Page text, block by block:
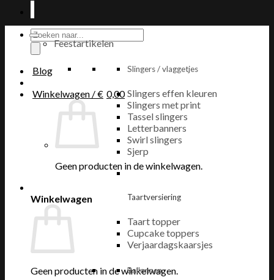
Producten
zoeken
Blog
Winkelwagen /€ 0,00
Geen producten in de winkelwagen.
Winkelwagen
Geen producten in de winkelwagen.
Feestartikelen
Slingers / vlaggetjes
Slingers effen kleuren
Slingers met print
Tassel slingers
Letterbanners
Swirl slingers
Sjerp
Taartversiering
Taart topper
Cupcake toppers
Verjaardagskaarsjes
Ballonnen